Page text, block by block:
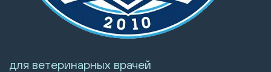
для ветеринарных врачей